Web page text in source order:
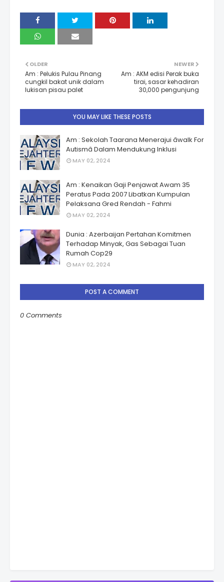
NEWER
Am : AKM edisi Perak buka
tirai, sasar kehadiran
30,000 pengunjung
OLDER
Am : Pelukis Pulau Pinang
cungkil bakat unik dalam
lukisan pisau palet
YOU MAY LIKE THESE POSTS
Am : Sekolah Taarana Menerajui âwalk For
Autismâ Dalam Mendukung Inklusi
MAY 02, 2024
Am : Kenaikan Gaji Penjawat Awam 35
Peratus Pada 2007 Libatkan Kumpulan
Pelaksana Gred Rendah - Fahmi
MAY 02, 2024
Dunia : Azerbaijan Pertahan Komitmen
Terhadap Minyak, Gas Sebagai Tuan
Rumah Cop29
MAY 02, 2024
POST A COMMENT
0 Comments